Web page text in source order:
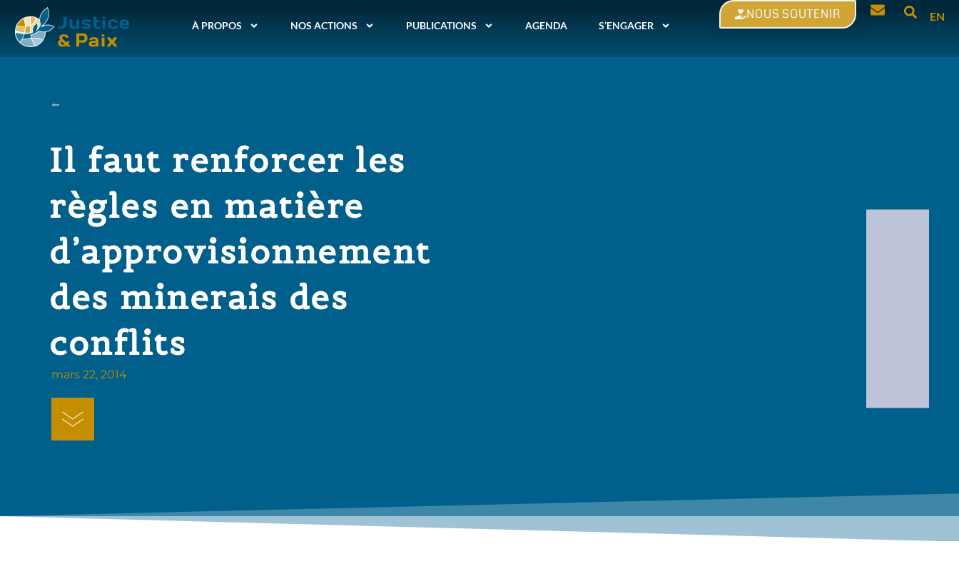
À PROPOS NOS ACTIONS PUBLICATIONS AGENDA S’ENGAGER
NOUS SOUTENIR EN
Il faut renforcer les
règles en matière
d’approvisionnement
des minerais des
conflits
mars 22, 2014